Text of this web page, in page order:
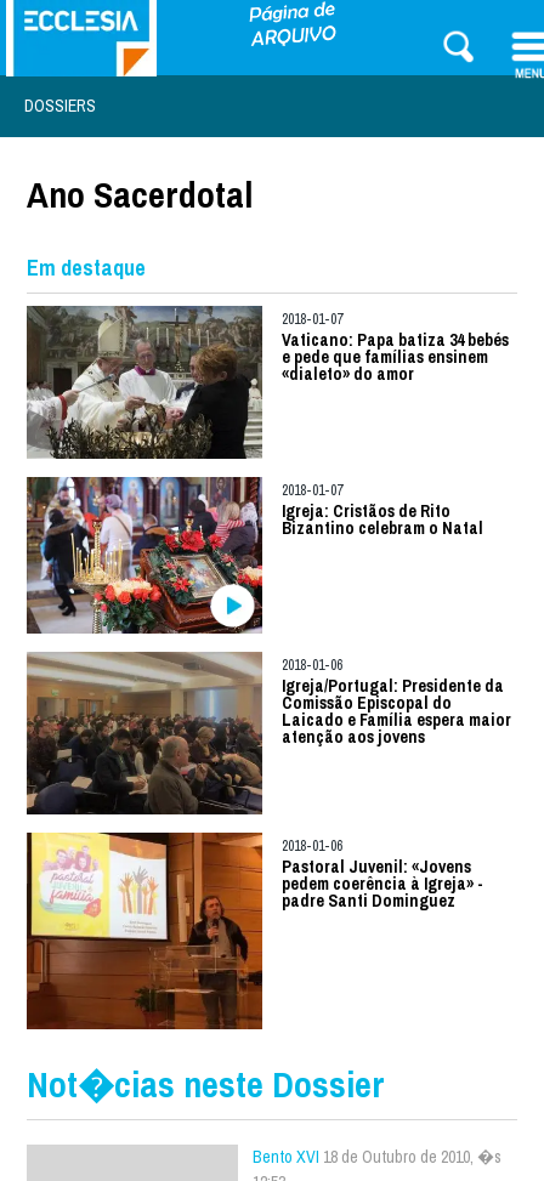
DOSSIERS
Ano Sacerdotal
Em destaque
2018-01-07
Vaticano: Papa batiza 34 bebés
e pede que famílias ensinem
«dialeto» do amor
2018-01-07
Igreja: Cristãos de Rito
Bizantino celebram o Natal
2018-01-06
Igreja/Portugal: Presidente da
Comissão Episcopal do
Laicado e Família espera maior
atenção aos jovens
2018-01-06
Pastoral Juvenil: «Jovens
pedem coerência à Igreja» -
padre Santi Dominguez
Not�cias neste Dossier
Bento XVI 18 de Outubro de 2010, �s